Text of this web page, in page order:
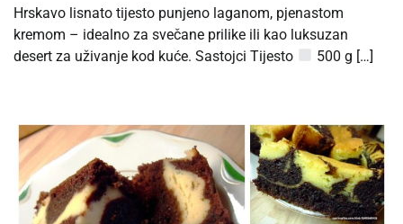
Hrskavo lisnato tijesto punjeno laganom, pjenastom
kremom – idealno za svečane prilike ili kao luksuzan
desert za uživanje kod kuće. Sastojci Tijesto
500 g […]